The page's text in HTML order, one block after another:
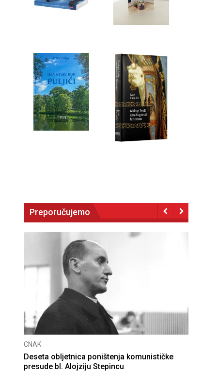
Preporučujemo
CNAK
Deseta obljetnica poništenja komunističke
presude bl. Alojziju Stepincu